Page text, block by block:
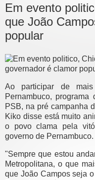
Em evento
que João
popular
Ao participar de
Pernambuco,
PSB, na pré campanha
Kiko disse está muito
o povo clama pela
governo de Pernambuco.
"Sempre que estou
Metropolitana, o que
que João Campos seja